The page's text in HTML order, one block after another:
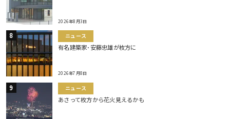
2026年8月3日
ニュース
有名建築家･安藤忠雄が枚方に
2026年7月8日
ニュース
あさって枚方から花火見えるかも